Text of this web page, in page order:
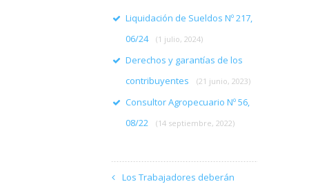
Liquidación de Sueldos Nº 217,
06/24
(1 julio, 2024)
Derechos y garantías de los
contribuyentes
(21 junio, 2023)
Consultor Agropecuario Nº 56,
08/22
(14 septiembre, 2022)
Los Trabajadores deberán